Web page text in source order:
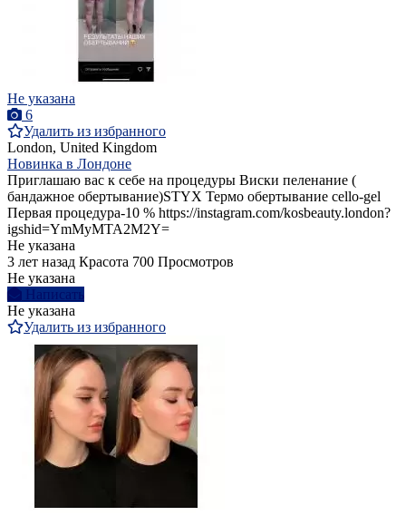
Не указана
6
Удалить из избранного
London, United Kingdom
Новинка в Лондоне
Приглашаю вас к себе на процедуры Виски пеленание (
бандажное обертывание)STYX Термо обертывание cello-gel
Первая процедура-10 % https://instagram.com/kosbeauty.london?
igshid=YmMyMTA2M2Y=
Не указана
3 лет назад Красота 700 Просмотров
Не указана
Написать
Не указана
Удалить из избранного